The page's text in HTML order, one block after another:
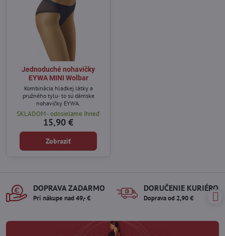
Jednoduché nohavičky
EYWA MINI Wolbar
Kombinácia hladkej látky a
pružného tylu- to sú dámske
nohavičky EYWA.
SKLADOM - odosielame ihneď
15,90 €
Zobraziť
DOPRAVA ZADARMO
Pri nákupe nad 49,- €
DORUČENIE KURIÉROM
Doprava od 2,90 €